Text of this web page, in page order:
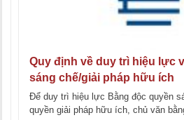
Quy định về duy trì hiệu lực
sáng chế/giải pháp hữu ích
Để duy trì hiệu lực Bằng độc quyền
quyền giải pháp hữu ích, chủ văn